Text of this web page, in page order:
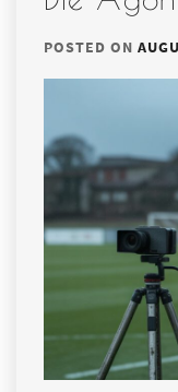
POSTED ON